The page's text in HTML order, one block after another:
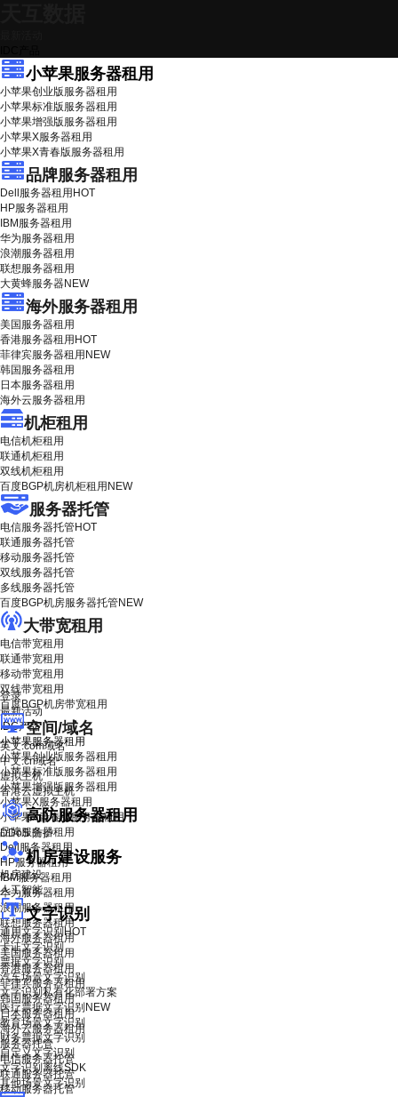
小苹果服务器租用
小苹果创业版服务器租用
小苹果标准版服务器租用
小苹果增强版服务器租用
小苹果X服务器租用
小苹果X青春版服务器租用
品牌服务器租用
Dell服务器租用 HOT
HP服务器租用
IBM服务器租用
华为服务器租用
浪潮服务器租用
联想服务器租用
大黄蜂服务器NEW
海外服务器租用
美国服务器租用
香港服务器租用 HOT
菲律宾服务器租用 NEW
韩国服务器租用
日本服务器租用
海外云服务器租用
机柜租用
电信机柜租用
联通机柜租用
双线机柜租用
百度BGP机房机柜租用 NEW
服务器托管
电信服务器托管HOT
联通服务器托管
移动服务器托管
双线服务器托管
多线服务器托管
百度BGP机房服务器托管NEW
大带宽租用
电信带宽租用
联通带宽租用
移动带宽租用
双线带宽租用
百度BGP机房带宽租用
空间/域名
英文.com域名
中文.cn域名
虚拟主机
香港云虚拟主机
高防服务器租用
DDoS 防护
机房建设服务
机房建设
人工智能
文字识别
通用文字识别 HOT
卡证文字识别
票据文字识别
汽车场景文字识别
文字识别私有化部署方案
医疗票据文字识别 NEW
教育场景文字识别
财务票据文字识别
自定义文字识别
文字识别离线SDK
其他场景文字识别
登录
最新活动
IDC产品
小苹果服务器租用
小苹果创业版服务器租用
小苹果标准版服务器租用
小苹果增强版服务器租用
小苹果X服务器租用
小苹果X青春版服务器租用
品牌服务器租用
Dell服务器租用
HP服务器租用
IBM服务器租用
华为服务器租用
浪潮服务器租用
联想服务器租用
海外服务器租用
美国服务器租用
香港服务器租用
菲律宾服务器租用
韩国服务器租用
日本服务器租用
海外云服务器租用
服务器托管
电信服务器托管
联通服务器托管
移动服务器托管